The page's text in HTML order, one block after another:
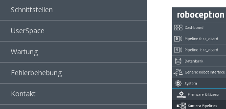
Schnittstellen
UserSpace
Wartung
Fehlerbehebung
Kontakt